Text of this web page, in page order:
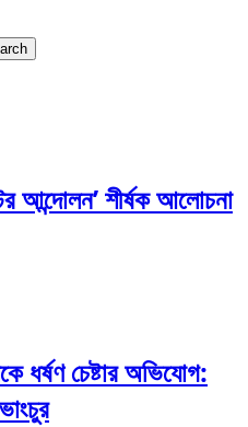
আন্দোলন’ শীর্ষক আলোচনা
ধর্ষণ চেষ্টার অভিযোগ: